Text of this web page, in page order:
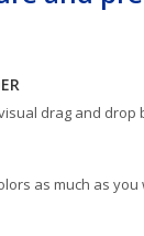
drag and drop
as much as